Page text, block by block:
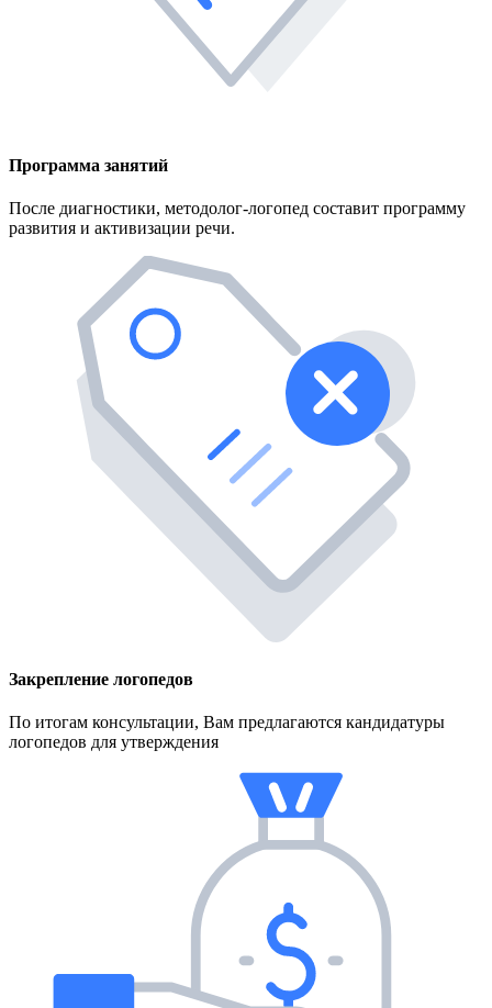
Программа занятий
После диагностики, методолог-логопед составит программу
развития и активизации речи.
Закрепление логопедов
По итогам консультации, Вам предлагаются кандидатуры
логопедов для утверждения